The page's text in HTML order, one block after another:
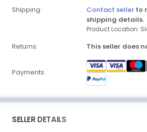
Shipping: Contact seller to
shipping details.
Product Location:
Returns: This seller does
Payments:
SELLER DETAILS